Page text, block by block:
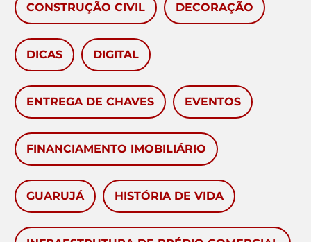
CONSTRUÇÃO CIVIL DECORAÇÃO
DICAS DIGITAL
ENTREGA DE CHAVES EVENTOS
FINANCIAMENTO IMOBILIÁRIO
GUARUJÁ HISTÓRIA DE VIDA